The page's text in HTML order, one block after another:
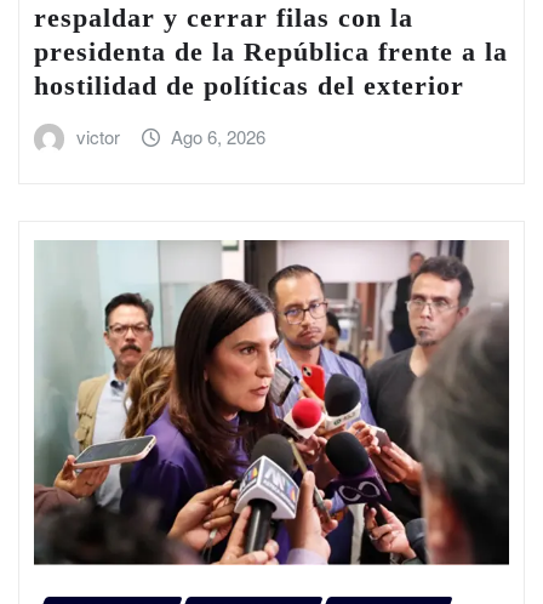
respaldar y cerrar filas con la
presidenta de la República frente a la
hostilidad de políticas del exterior
victor Ago 6, 2026